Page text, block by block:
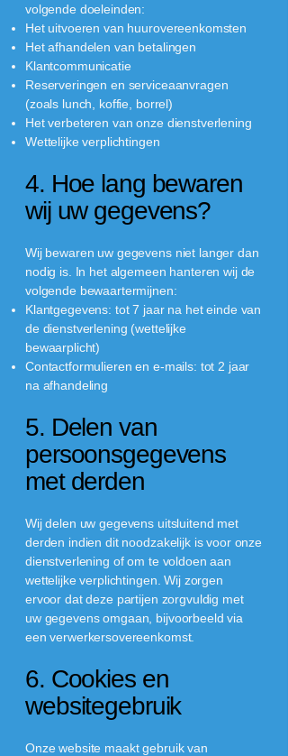
volgende doeleinden:
Het uitvoeren van huurovereenkomsten
Het afhandelen van betalingen
Klantcommunicatie
Reserveringen en serviceaanvragen
(zoals lunch, koffie, borrel)
Het verbeteren van onze dienstverlening
Wettelijke verplichtingen
4. Hoe lang bewaren
wij uw gegevens?
Wij bewaren uw gegevens niet langer dan
nodig is. In het algemeen hanteren wij de
volgende bewaartermijnen:
Klantgegevens: tot 7 jaar na het einde van
de dienstverlening (wettelijke
bewaarplicht)
Contactformulieren en e-mails: tot 2 jaar
na afhandeling
5. Delen van
persoonsgegevens
met derden
Wij delen uw gegevens uitsluitend met
derden indien dit noodzakelijk is voor onze
dienstverlening of om te voldoen aan
wettelijke verplichtingen. Wij zorgen
ervoor dat deze partijen zorgvuldig met
uw gegevens omgaan, bijvoorbeeld via
een verwerkersovereenkomst.
6. Cookies en
websitegebruik
Onze website maakt gebruik van